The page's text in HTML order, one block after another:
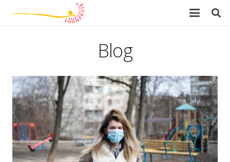
Blog